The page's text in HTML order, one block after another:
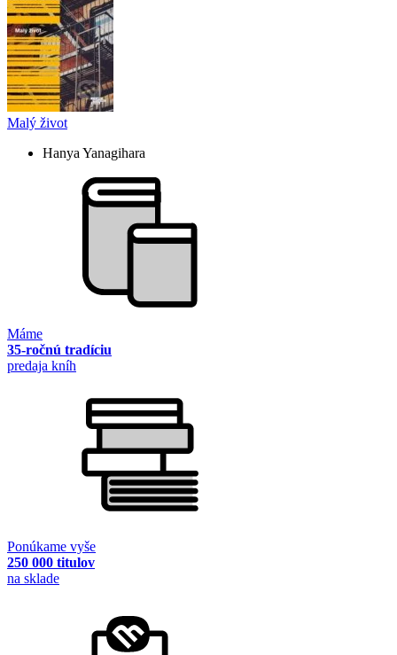
Malý život
Hanya Yanagihara
Máme
35-ročnú tradíciu
predaja kníh
Ponúkame vyše
250 000 titulov
na sklade